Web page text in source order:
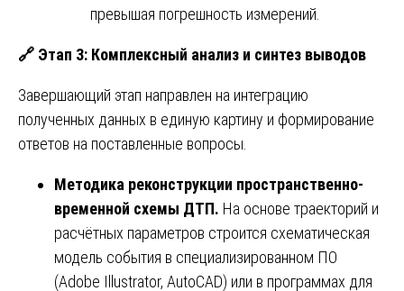
превышая погрешность измерений.
🔗 Этап 3: Комплексный анализ и синтез выводов
Завершающий этап направлен на интеграцию
полученных данных в единую картину и формирование
ответов на поставленные вопросы.
Методика реконструкции пространственно-
временной схемы ДТП. На основе траекторий и
расчётных параметров строится схематическая
модель события в специализированном ПО
(Adobe Illustrator, AutoCAD) или в программах для